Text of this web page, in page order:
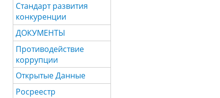
Стандарт развития
конкуренции
ДОКУМЕНТЫ
Противодействие
коррупции
Открытые Данные
Росреестр